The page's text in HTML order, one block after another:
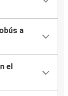
a
el